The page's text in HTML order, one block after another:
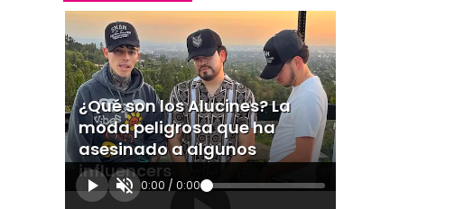
¿Qué son los Alucines? La
moda peligrosa que ha
asesinado a algunos
influencers
0:00 / 0:00